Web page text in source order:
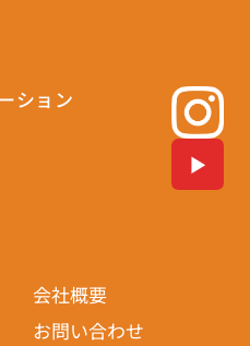
ション
会社概要
お問い合わせ